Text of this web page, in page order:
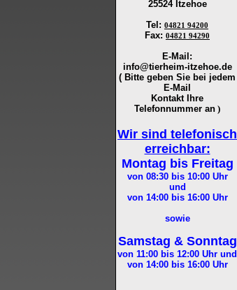
25524 Itzehoe
Tel : 04821 94200
Fax: 04821 94290
E-Mail:
info@tierheim-itzehoe.de
( Bitte geben Sie bei jedem
E-Mail
Kontakt Ihre
Telefonnummer an )
Wir sind telefonisch
erreichbar:
Montag bis Freitag
von 08:30 bis 10:00Uhr
und
von 14:00 bis 16:00Uhr
sowie
Samstag & Sonntag
von 11:00 bis 12:00 Uhr und
von 14:00 bis 16:00Uhr